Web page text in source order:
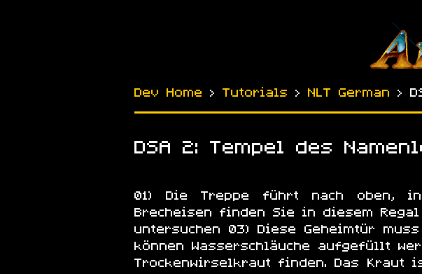
Dev Home › Tutorials › NLT German ›
DSA 2: Tempel des
01) Die Treppe führt nach oben,
Brecheisen finden Sie in diesem
untersuchen 03) Diese Geheimtür
können Wasserschläuche aufgefüllt
Trockenwirselkraut finden. Das Kraut